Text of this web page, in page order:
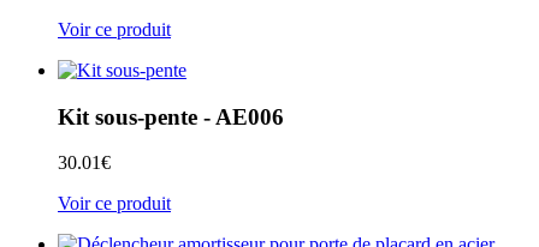
Voir ce produit
Kit sous-pente - AE006
30.01€
Voir ce produit